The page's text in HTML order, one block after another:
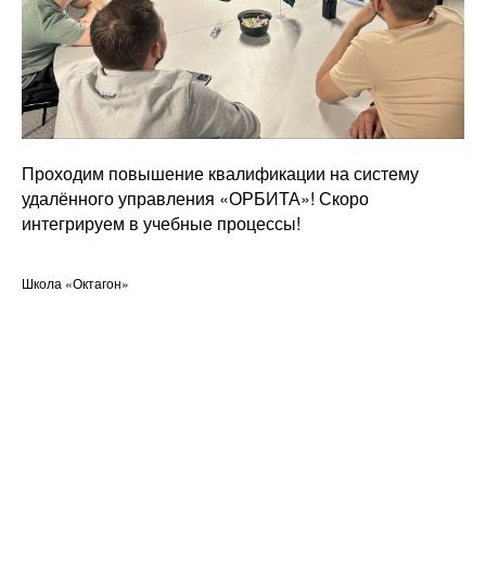
Проходим повышение квалификации на систему
удалённого управления «ОРБИТА»! Скоро
интегрируем в учебные процессы!
Школа «Октагон»